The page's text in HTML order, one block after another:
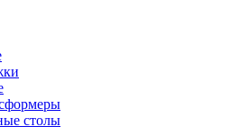
столы